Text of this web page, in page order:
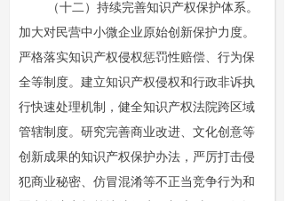
（十二）持续完善知识产权保护体系。
加大对民营中小微企业原始创新保护力度。
严格落实知识产权侵权惩罚性赔偿、行为保
全等制度。建立知识产权侵权和行政非诉执
行快速处理机制，健全知识产权法院跨区域
管辖制度。研究完善商业改进、文化创意等
创新成果的知识产权保护办法，严厉打击侵
犯商业秘密、仿冒混淆等不正当竞争行为和